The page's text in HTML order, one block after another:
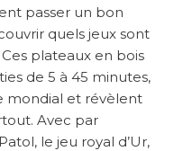
passer un bon
quels jeux sont
plateaux en bois
de 5 à 45 minutes,
mondial et révèlent
Avec par
le jeu royal d’Ur,